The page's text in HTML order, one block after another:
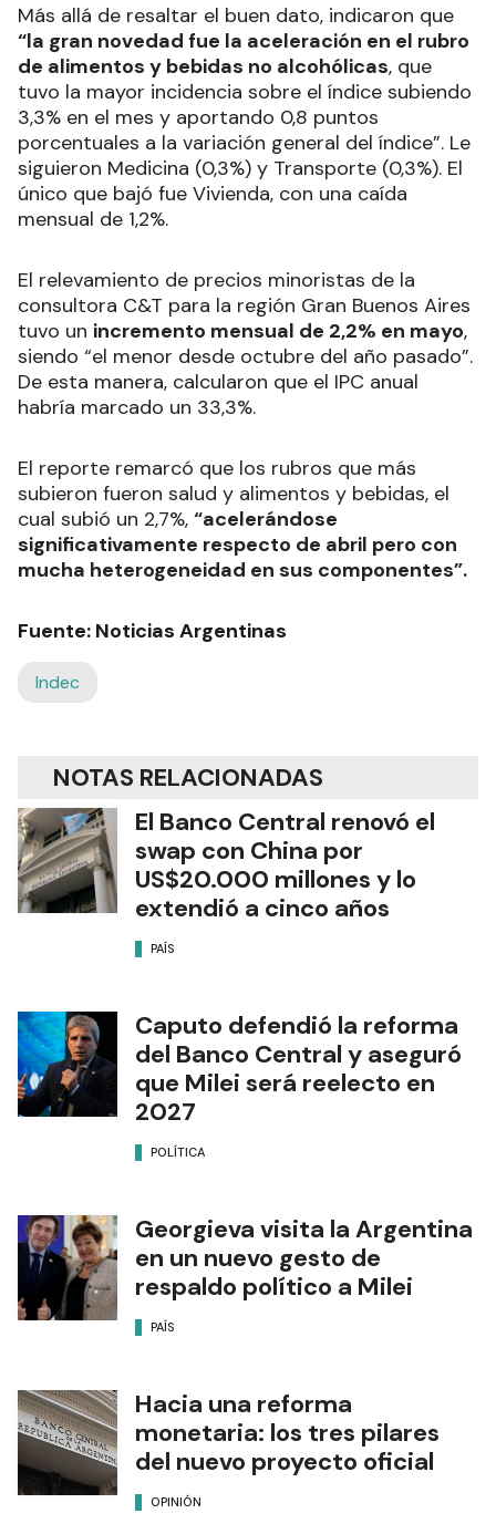
Más allá de resaltar el buen dato, indicaron que
“la gran novedad fue la aceleración en el rubro
de alimentos y bebidas no alcohólicas, que
tuvo la mayor incidencia sobre el índice subiendo
3,3% en el mes y aportando 0,8 puntos
porcentuales a la variación general del índice”. Le
siguieron Medicina (0,3%) y Transporte (0,3%). El
único que bajó fue Vivienda, con una caída
mensual de 1,2%.
El relevamiento de precios minoristas de la
consultora C&T para la región Gran Buenos Aires
tuvo un incremento mensual de 2,2% en mayo,
siendo “el menor desde octubre del año pasado”.
De esta manera, calcularon que el IPC anual
habría marcado un 33,3%.
El reporte remarcó que los rubros que más
subieron fueron salud y alimentos y bebidas, el
cual subió un 2,7%, “acelerándose
significativamente respecto de abril pero con
mucha heterogeneidad en sus componentes”.
Fuente: Noticias Argentinas
Indec
NOTAS RELACIONADAS
El Banco Central renovó el
swap con China por
US$20.000 millones y lo
extendió a cinco años
PAÍS
Caputo defendió la reforma
del Banco Central y aseguró
que Milei será reelecto en
2027
POLÍTICA
Georgieva visita la Argentina
en un nuevo gesto de
respaldo político a Milei
PAÍS
Hacia una reforma
monetaria: los tres pilares
del nuevo proyecto oficial
OPINIÓN